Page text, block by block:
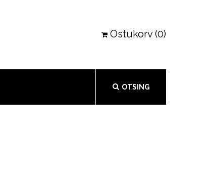
Ostukorv (0)
OTSING